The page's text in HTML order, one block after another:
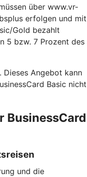
über www.vr-
erfolgen und mit
Gold bezahlt
5 bzw. 7 Prozent des
Dieses Angebot kann
Basic nicht
BusinessCard
und die